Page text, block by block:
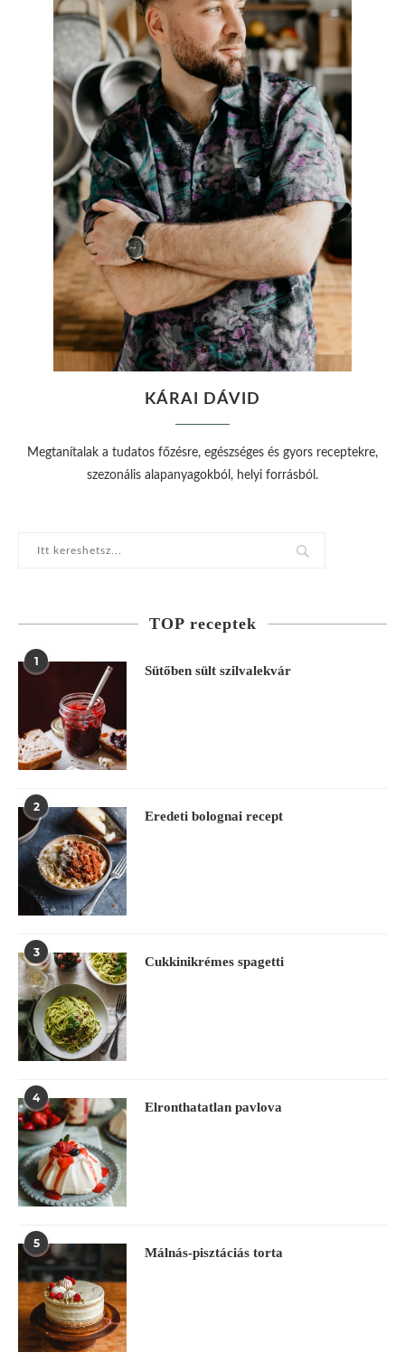
KÁRAI DÁVID
Megtanítalak a tudatos főzésre, egészséges és gyors receptekre,
szezonális alapanyagokból, helyi forrásból.
TOP receptek
1
Sütőben sült szilvalekvár
2
Eredeti bolognai recept
3
Cukkinikrémes spagetti
4
Elronthatatlan pavlova
5
Málnás-pisztáciás torta